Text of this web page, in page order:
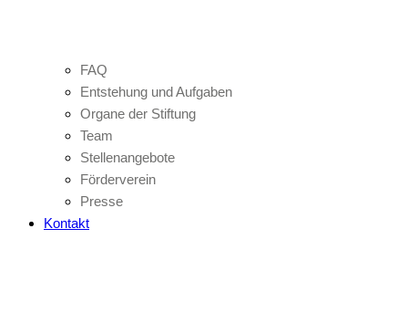
FAQ
Entstehung und Aufgaben
Organe der Stiftung
Team
Stellenangebote
Förderverein
Presse
Kontakt